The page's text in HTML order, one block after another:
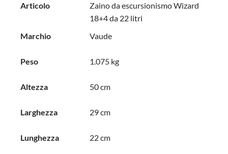
Articolo
Zaino da escursionismo Wizard
18+4 da 22 litri
Marchio
Vaude
Peso 1.075 kg
Altezza 50 cm
Larghezza 29 cm
Lunghezza 22 cm